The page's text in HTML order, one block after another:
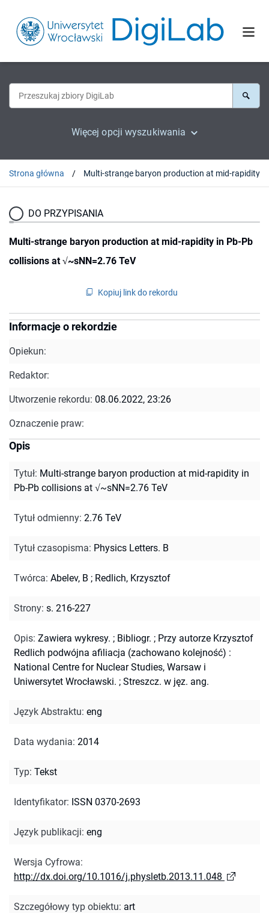
Więcej opcji wyszukiwania
Strona główna
DO PRZYPISANIA
Multi-strange baryon production at mid-rapidity in Pb-Pb
collisions at √~sNN=2.76 TeV
Kopiuj link do rekordu
Informacje o rekordzie
Opiekun:
Redaktor:
Utworzenie rekordu: 08.06.2022, 23:26
Oznaczenie praw:
Opis
Tytuł: Multi-strange baryon production at mid-rapidity in
Pb-Pb collisions at √~sNN=2.76 TeV
Tytuł odmienny: 2.76 TeV
Tytuł czasopisma: Physics Letters. B
Twórca: Abelev, B ; Redlich, Krzysztof
Strony: s. 216-227
Opis: Zawiera wykresy. ; Bibliogr. ; Przy autorze Krzysztof
Redlich podwójna afiliacja (zachowano kolejność) :
National Centre for Nuclear Studies, Warsaw i
Uniwersytet Wrocławski. ; Streszcz. w jęz. ang.
Język Abstraktu: eng
Data wydania: 2014
Typ: Tekst
Identyfikator: ISSN 0370-2693
Język publikacji: eng
Wersja Cyfrowa:
http://dx.doi.org/10.1016/j.physletb.2013.11.048
Szczegółowy typ obiektu: art